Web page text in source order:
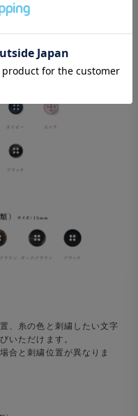
、糸の色と刺繍したい文字
いただけます。
合と刺繍位置が異なりま